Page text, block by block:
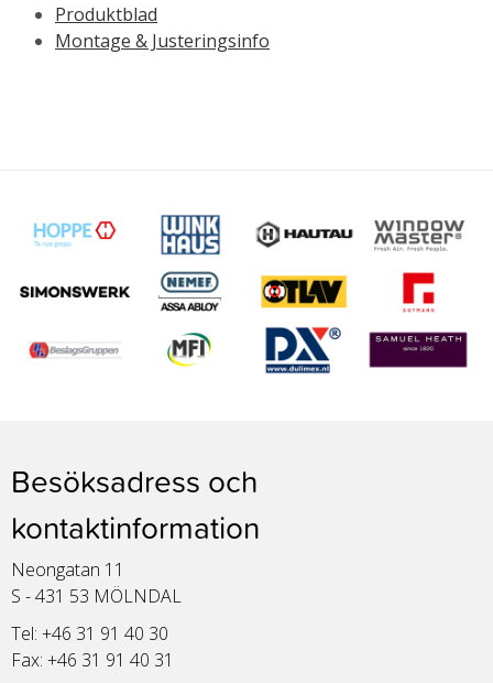
Produktblad
Montage & Justeringsinfo
Besöksadress och
kontaktinformation
Neongatan 11
S - 431 53 MÖLNDAL
Tel: +46 31 91 40 30
Fax: +46 31 91 40 31